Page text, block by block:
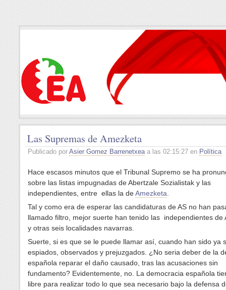
Las Supremas de Amezketa
Publicado por Asier Gomez Barrenetxeaa las 02:15:27 en Política
Hace escasos minutos que el Tribunal Supremo se ha
sobre las listas impugnadas de Abertzale Sozialistak y las
independientes, entre ellas la deAmezketa
Tal y como era de esperar las candidaturas de AS no han
llamado filtro, mejor suerte han tenido las independientes de
y otras seis localidades navarras.
Suerte, si es que se le puede llamar así, cuando han sido ya
espiados, observados y prejuzgados. ¿No seria deber de la
española reparar el daño causado, tras las acusaciones sin
fundamento? Evidentemente, no. La democracia española
libre para realizar todo lo que sea necesario bajo la defensa